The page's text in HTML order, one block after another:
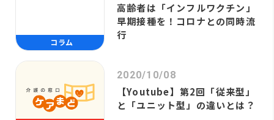
コラム
高齢者は「インフルワクチン」
早期接種を！コロナとの同時流
行
2020/10/08
【Youtube】第2回「従来型」
と「ユニット型」の違いとは？